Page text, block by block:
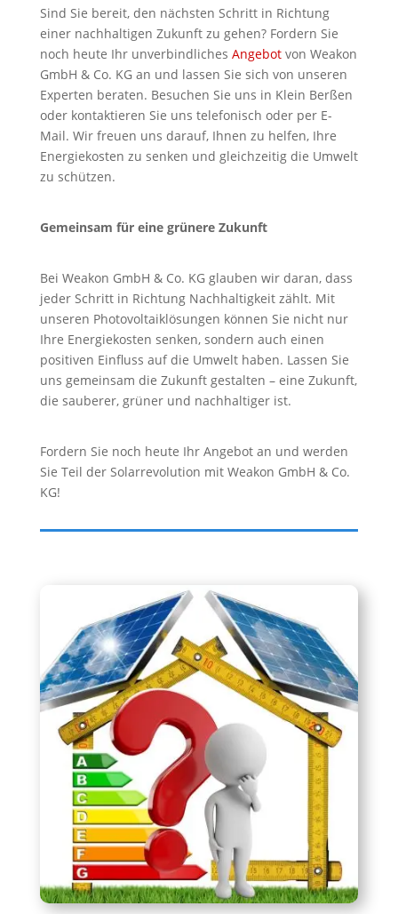
Sind Sie bereit, den nächsten Schritt in Richtung
einer nachhaltigen Zukunft zu gehen? Fordern Sie
noch heute Ihr unverbindliches Angebotvon Weakon
GmbH & Co. KG an und lassen Sie sich von unseren
Experten beraten. Besuchen Sie uns in Klein Berßen
oder kontaktieren Sie uns telefonisch oder per E-
Mail. Wir freuen uns darauf, Ihnen zu helfen, Ihre
Energiekosten zu senken und gleichzeitig die Umwelt
zu schützen.
Gemeinsam für eine grünere Zukunft
Bei Weakon GmbH & Co. KG glauben wir daran, dass
jeder Schritt in Richtung Nachhaltigkeit zählt. Mit
unseren Photovoltaiklösungen können Sie nicht nur
Ihre Energiekosten senken, sondern auch einen
positiven Einfluss auf die Umwelt haben. Lassen Sie
uns gemeinsam die Zukunft gestalten – eine Zukunft,
die sauberer, grüner und nachhaltiger ist.
Fordern Sie noch heute Ihr Angebot an und werden
Sie Teil der Solarrevolution mit Weakon GmbH & Co.
KG!